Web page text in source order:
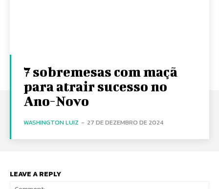
7 sobremesas com maçã
para atrair sucesso no
Ano-Novo
WASHINGTON LUIZ - 27 DE DEZEMBRO DE 2024
LEAVE A REPLY